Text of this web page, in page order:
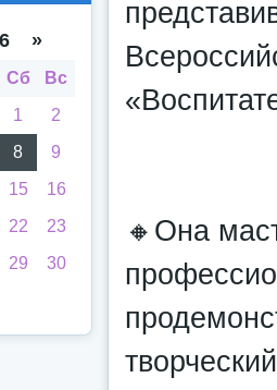
🔸Она
кал
аря
спи »
Сб
Вс
1
2
8
9
15
16
22
23
29
30